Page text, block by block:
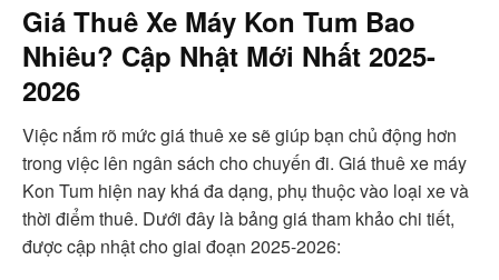
Giá Thuê Xe Máy Kon Tum Bao
Nhiêu? Cập Nhật Mới Nhất 2025-
2026
Việc nắm rõ mức giá thuê xe sẽ giúp bạn chủ động hơn
trong việc lên ngân sách cho chuyến đi. Giá thuê xe máy
Kon Tum hiện nay khá đa dạng, phụ thuộc vào loại xe và
thời điểm thuê. Dưới đây là bảng giá tham khảo chi tiết,
được cập nhật cho giai đoạn 2025-2026: